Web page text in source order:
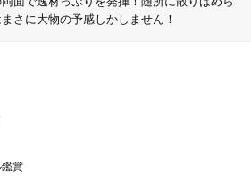
さに大物の予感しかしません！
賞